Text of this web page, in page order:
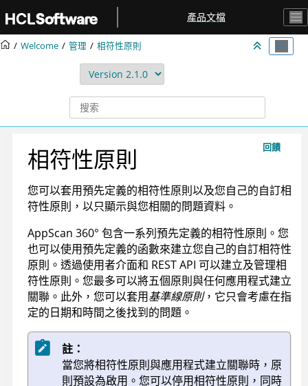
產品文檔
Welcome 管理 相符性原則
回饋
相符性原則
您可以套用預先定義的相符性原則以及您自己的自訂相
符性原則，以只顯示與您相關的問題資料。
AppScan 360° 包含一系列預先定義的相符性原則。您
也可以使用預先定義的函數來建立您自己的自訂相符性
原則。透過使用者介面和 REST API 可以建立及管理相
符性原則。您最多可以將五個原則與任何應用程式建立
關聯。此外，您可以套用基準線原則，它只會考慮在指
定的日期和時間之後找到的問題。
註：
當您將相符性原則與應用程式建立關聯時，原
則預設為啟用。您可以停用相符性原則，同時